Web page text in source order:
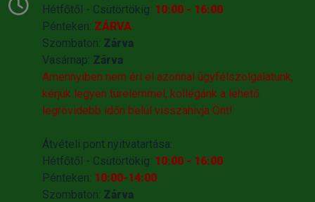
Hétfőtől - Csütörtökig: 10:00 - 16:00
Pénteken: ZÁRVA
Szombaton: Zárva
Vasárnap: Zárva
Amennyiben nem éri el azonnal ügyfélszolgálatunk,
kérjük legyen türelemmel, kollégánk a lehető
legrövidebb időn belül visszahivja Önt!
Átvételi pont nyitvatartása:
Hétfőtől - Csütörtökig: 10:00 - 16:00
Pénteken: 10:00-14:00
Szombaton: Zárva